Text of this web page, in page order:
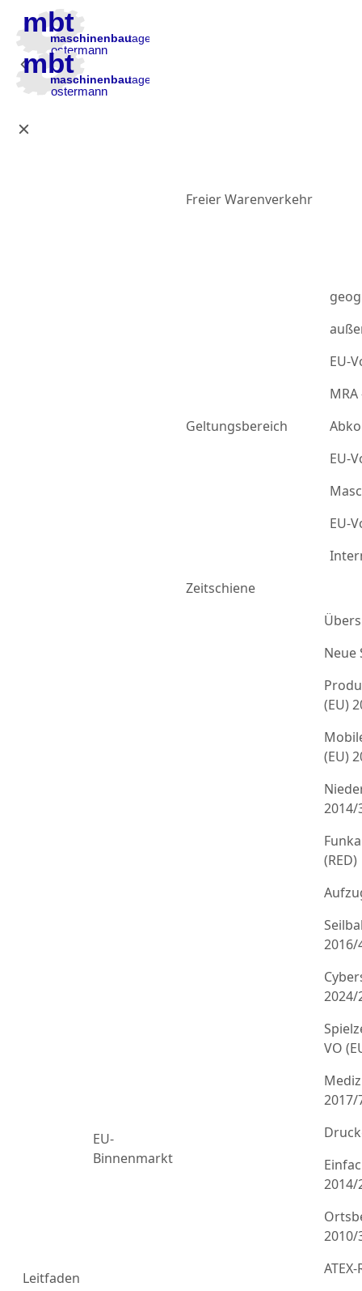
Zur Hauptnavigation
Zum Inhalt
Zur Fußzeile
Leitfaden
EU-
Binnenmarkt
Freier Warenverkehr
Geltungsbereich
EU-
EU-
EU-
Zeitschiene
Neue
(EU)
(EU)
2014/
(RED)
2016/
2024/
VO
2017/
2014/
2010/